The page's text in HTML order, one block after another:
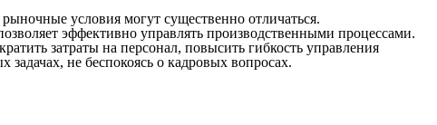
условия могут существенно отличаться.
эффективно управлять производственными процессами.
затраты на персонал, повысить гибкость управления
задачах, не беспокоясь о кадровых вопросах.